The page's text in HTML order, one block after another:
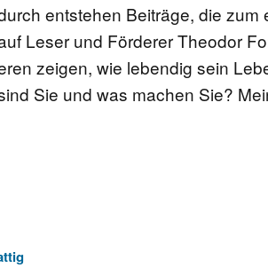
entstehen Beiträge, die zum
Leser und Förderer Theodor
zeigen, wie lebendig sein
Sie und was machen Sie?